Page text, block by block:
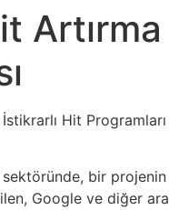
Hit
bir
Google ve diğer